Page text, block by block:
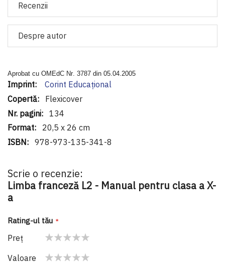
Recenzii
Despre autor
Aprobat cu OMEdC Nr. 3787 din 05.04.2005
Informaţii
suplimentare
Corint Educaţional
Flexicover
134
20,5 x 26 cm
978-973-135-341-8
Scrie o recenzie:
Limba franceză L2 - Manual pentru clasa a X-
a
Rating-ul tău
Preţ
star
stars
stars
stars
stars
Valoare